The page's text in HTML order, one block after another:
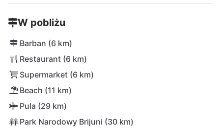
W pobliżu
Barban (6 km)
Restaurant (6 km)
Supermarket (6 km)
Beach (11 km)
Pula (29 km)
Park Narodowy Brijuni (30 km)